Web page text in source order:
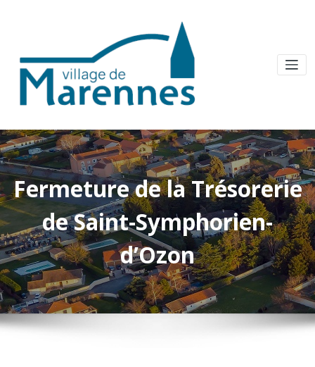
Fermeture de la Trésorerie
de Saint-Symphorien-
d’Ozon